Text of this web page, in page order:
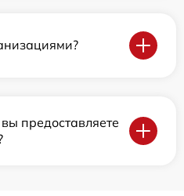
предоставляете